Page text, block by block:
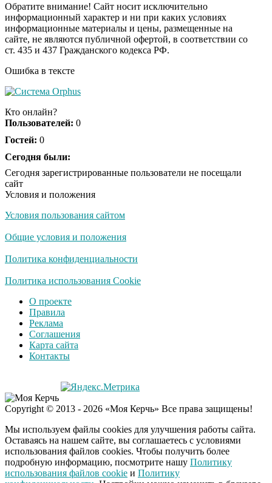
i
Ролик из Омска: вы
будете смеяться долго
Ржу не переставая, это
Скрытая камера на
люди вытворяют, когда
Ролик длится
смеяться вы будете
Королева вагона
оставит равнодушным
США — Южной
Корее: «Верни мне
всё, что я подарил —
Борисовой душил ее
из-за макарон
i
Забывший о
патриотизме
Обратите внимание! Сайт носит исключительно
информационный характер и ни при каких условиях
информационные материалы и цены, размещенные на
сайте, не являются публичной офертой, в соответствии со
ст. 435 и 437 Гражданского кодекса РФ.
Ошибка в тексте
Кто онлайн?
Пользователей: 0
Гостей: 0
Сегодня были:
Сегодня зарегистрированные пользователи не посещали
сайт
Условия и положения
Условия пользования сайтом
Общие условия и положения
Политика конфиденциальности
Политика использования Cookie
О проекте
Правила
Реклама
Соглашения
Карта сайта
Контакты
Copyright © 2013 - 2026 «Моя Керчь» Все права защищены!
Мы используем файлы cookies для улучшения работы сайта.
Оставаясь на нашем сайте, вы соглашаетесь с условиями
использования файлов cookies. Чтобы получить более
подробную информацию, посмотрите нашу Политику
использования файлов cookie и Политику